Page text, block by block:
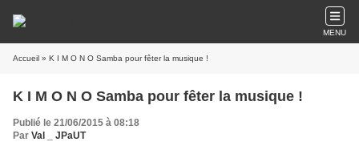
MENU
Accueil » K I M O N O Samba pour fêter la musique !
K I M O N O Samba pour fêter la musique !
Publié le 21/06/2015 à 08:18
Par Val _ JPaUT